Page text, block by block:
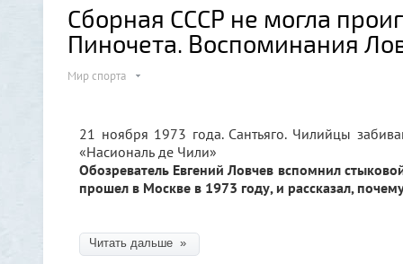
Сборная СССР не могла
Пиночета. Воспоминания
Мир спорта
21 ноября 1973 года. Сантьяго. Чилийцы
«Насиональ де Чили»
Обозреватель Евгений Ловчев вспомнил
прошел в Москве в 1973 году, и рассказал,
Читать дальше »